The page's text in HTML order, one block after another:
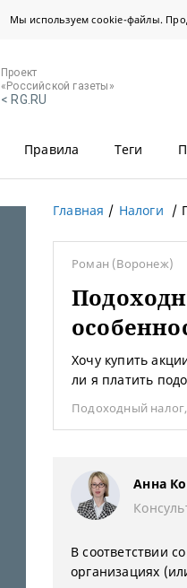
Мы используем cookie-файлы.
Проект
«Российской газеты»
< RG.RU
Правила Теги
Главная Налоги
Роман (Воронеж)
Хочу купить
ли я платить
Подоходный налог,
Анна
В соответствии
организациях